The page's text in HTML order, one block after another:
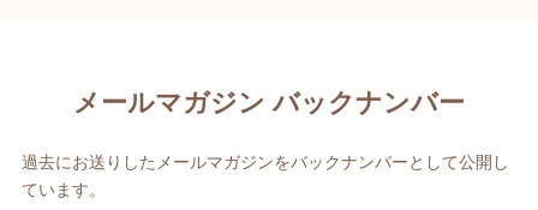
メールマガジン バックナンバー
過去にお送りしたメールマガジンをバックナンバーとして公開し
ています。